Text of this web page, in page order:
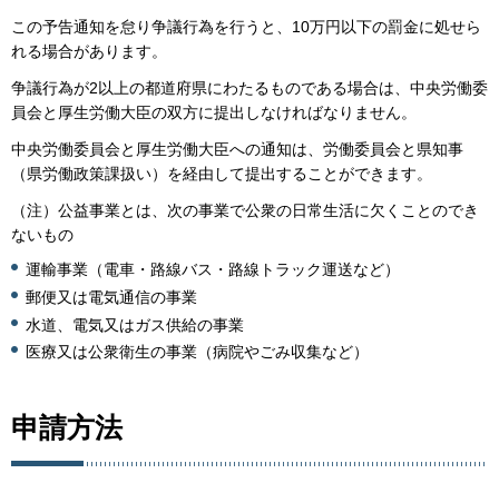
この予告通知を怠り争議行為を行うと、10万円以下の罰金に処せら
れる場合があります。
争議行為が2以上の都道府県にわたるものである場合は、中央労働委
員会と厚生労働大臣の双方に提出しなければなりません。
中央労働委員会と厚生労働大臣への通知は、労働委員会と県知事
（県労働政策課扱い）を経由して提出することができます。
（注）公益事業とは、次の事業で公衆の日常生活に欠くことのでき
ないもの
運輸事業（電車・路線バス・路線トラック運送など）
郵便又は電気通信の事業
水道、電気又はガス供給の事業
医療又は公衆衛生の事業（病院やごみ収集など）
申請方法